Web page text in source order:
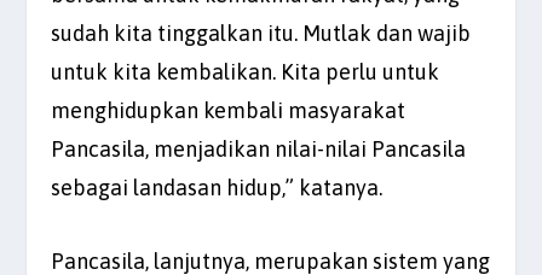
sudah kita tinggalkan itu. Mutlak dan wajib
untuk kita kembalikan. Kita perlu untuk
menghidupkan kembali masyarakat
Pancasila, menjadikan nilai-nilai Pancasila
sebagai landasan hidup,” katanya.
Pancasila, lanjutnya, merupakan sistem yang